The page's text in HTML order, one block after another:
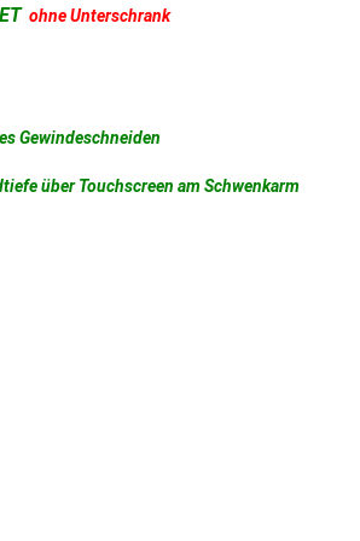
ohne Unterschrank
Gewindeschneiden
über Touchscreen am Schwenkarm